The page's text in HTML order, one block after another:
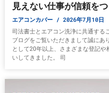
見えない仕事が信頼を
エアコンカバー 2026年7月10日
司法書士とエアコン洗浄に共通する
ブログをご覧いただきまして誠にあ
として20年以上、さまざまな登記
いしてきました。 司